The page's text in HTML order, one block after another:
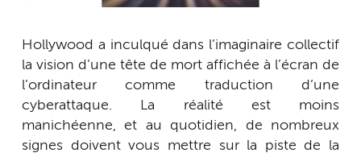
Hollywood a inculqué dans l’imaginaire collectif
la vision d’une tête de mort affichée à l’écran de
l’ordinateur comme traduction d’une
cyberattaque. La réalité est moins
manichéenne, et au quotidien, de nombreux
signes doivent vous mettre sur la piste de la